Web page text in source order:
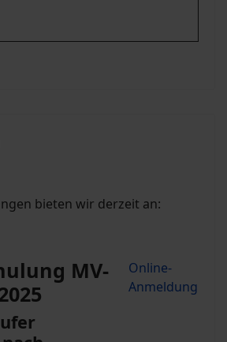
bieten wir derzeit an:
MV-
Online-
Anmeldung